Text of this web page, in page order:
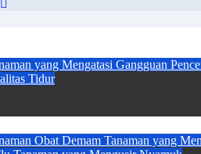
yang Mengatasi Gangguan
Tidur
Obat Demam Tanaman yang